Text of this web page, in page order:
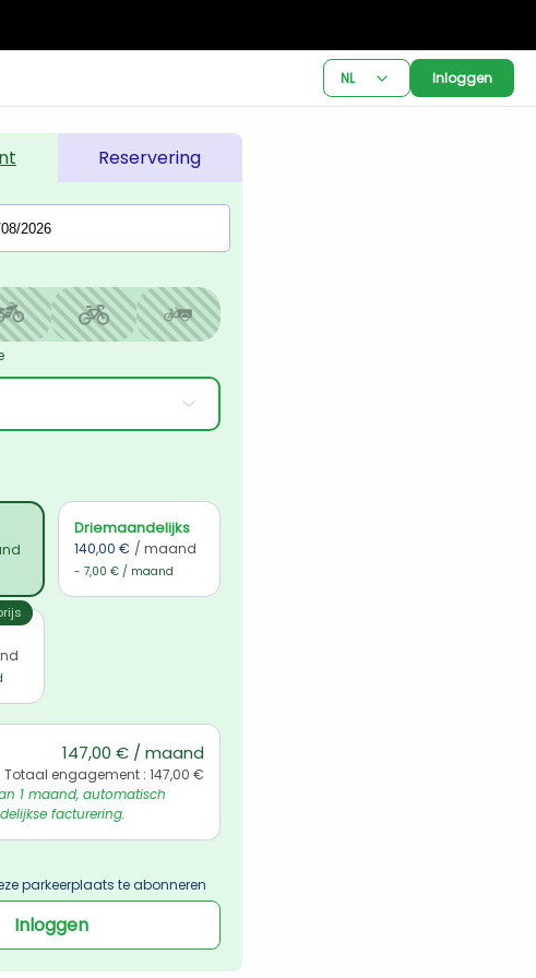
NL Inloggen
Reservering
Driemaandelijks
140,00 € / maand
- 7,00 € / maand
147,00 € / maand
Totaal engagement : 147,00 €
1 maand, automatisch
facturering.
parkeerplaats te abonneren
Inloggen